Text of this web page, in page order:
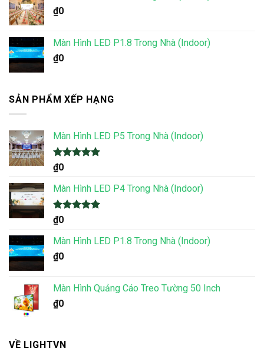
₫0
Màn Hình LED P1.8 Trong Nhà (Indoor)
₫0
SẢN PHẨM XẾP HẠNG
Màn Hình LED P5 Trong Nhà (Indoor)
Được xếp
hạng
5 sao
₫0
Màn Hình LED P4 Trong Nhà (Indoor)
Được xếp
hạng
5 sao
₫0
Màn Hình LED P1.8 Trong Nhà (Indoor)
₫0
Màn Hình Quảng Cáo Treo Tường 50 Inch
₫0
VỀ LIGHTVN